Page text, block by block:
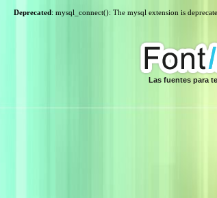
Deprecated: mysql_connect(): The mysql extension is
Las fuentes para